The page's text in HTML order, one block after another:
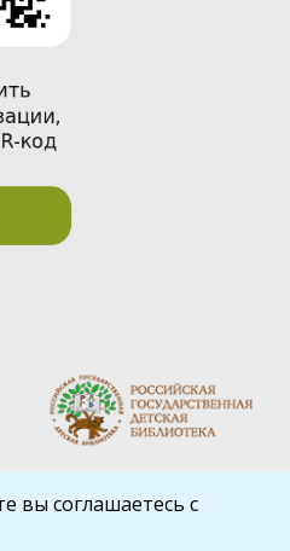
вы соглашаетесь с